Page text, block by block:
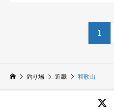
1
釣り場 近畿 和歌山